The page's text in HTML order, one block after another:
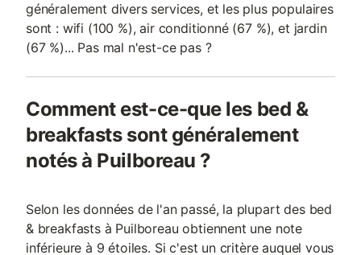
généralement divers services, et les plus populaires
sont : wifi (100 %), air conditionné (67 %), et jardin
(67 %)... Pas mal n'est-ce pas ?
Comment est-ce-que les bed &
breakfasts sont généralement
notés à Puilboreau ?
Selon les données de l'an passé, la plupart des bed
& breakfasts à Puilboreau obtiennent une note
inférieure à 9 étoiles. Si c'est un critère auquel vous